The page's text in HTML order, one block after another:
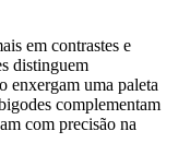
em contrastes e
distinguem
enxergam uma paleta
complementam
com precisão na